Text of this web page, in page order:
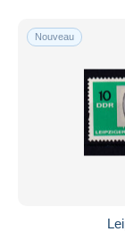
Nouveau